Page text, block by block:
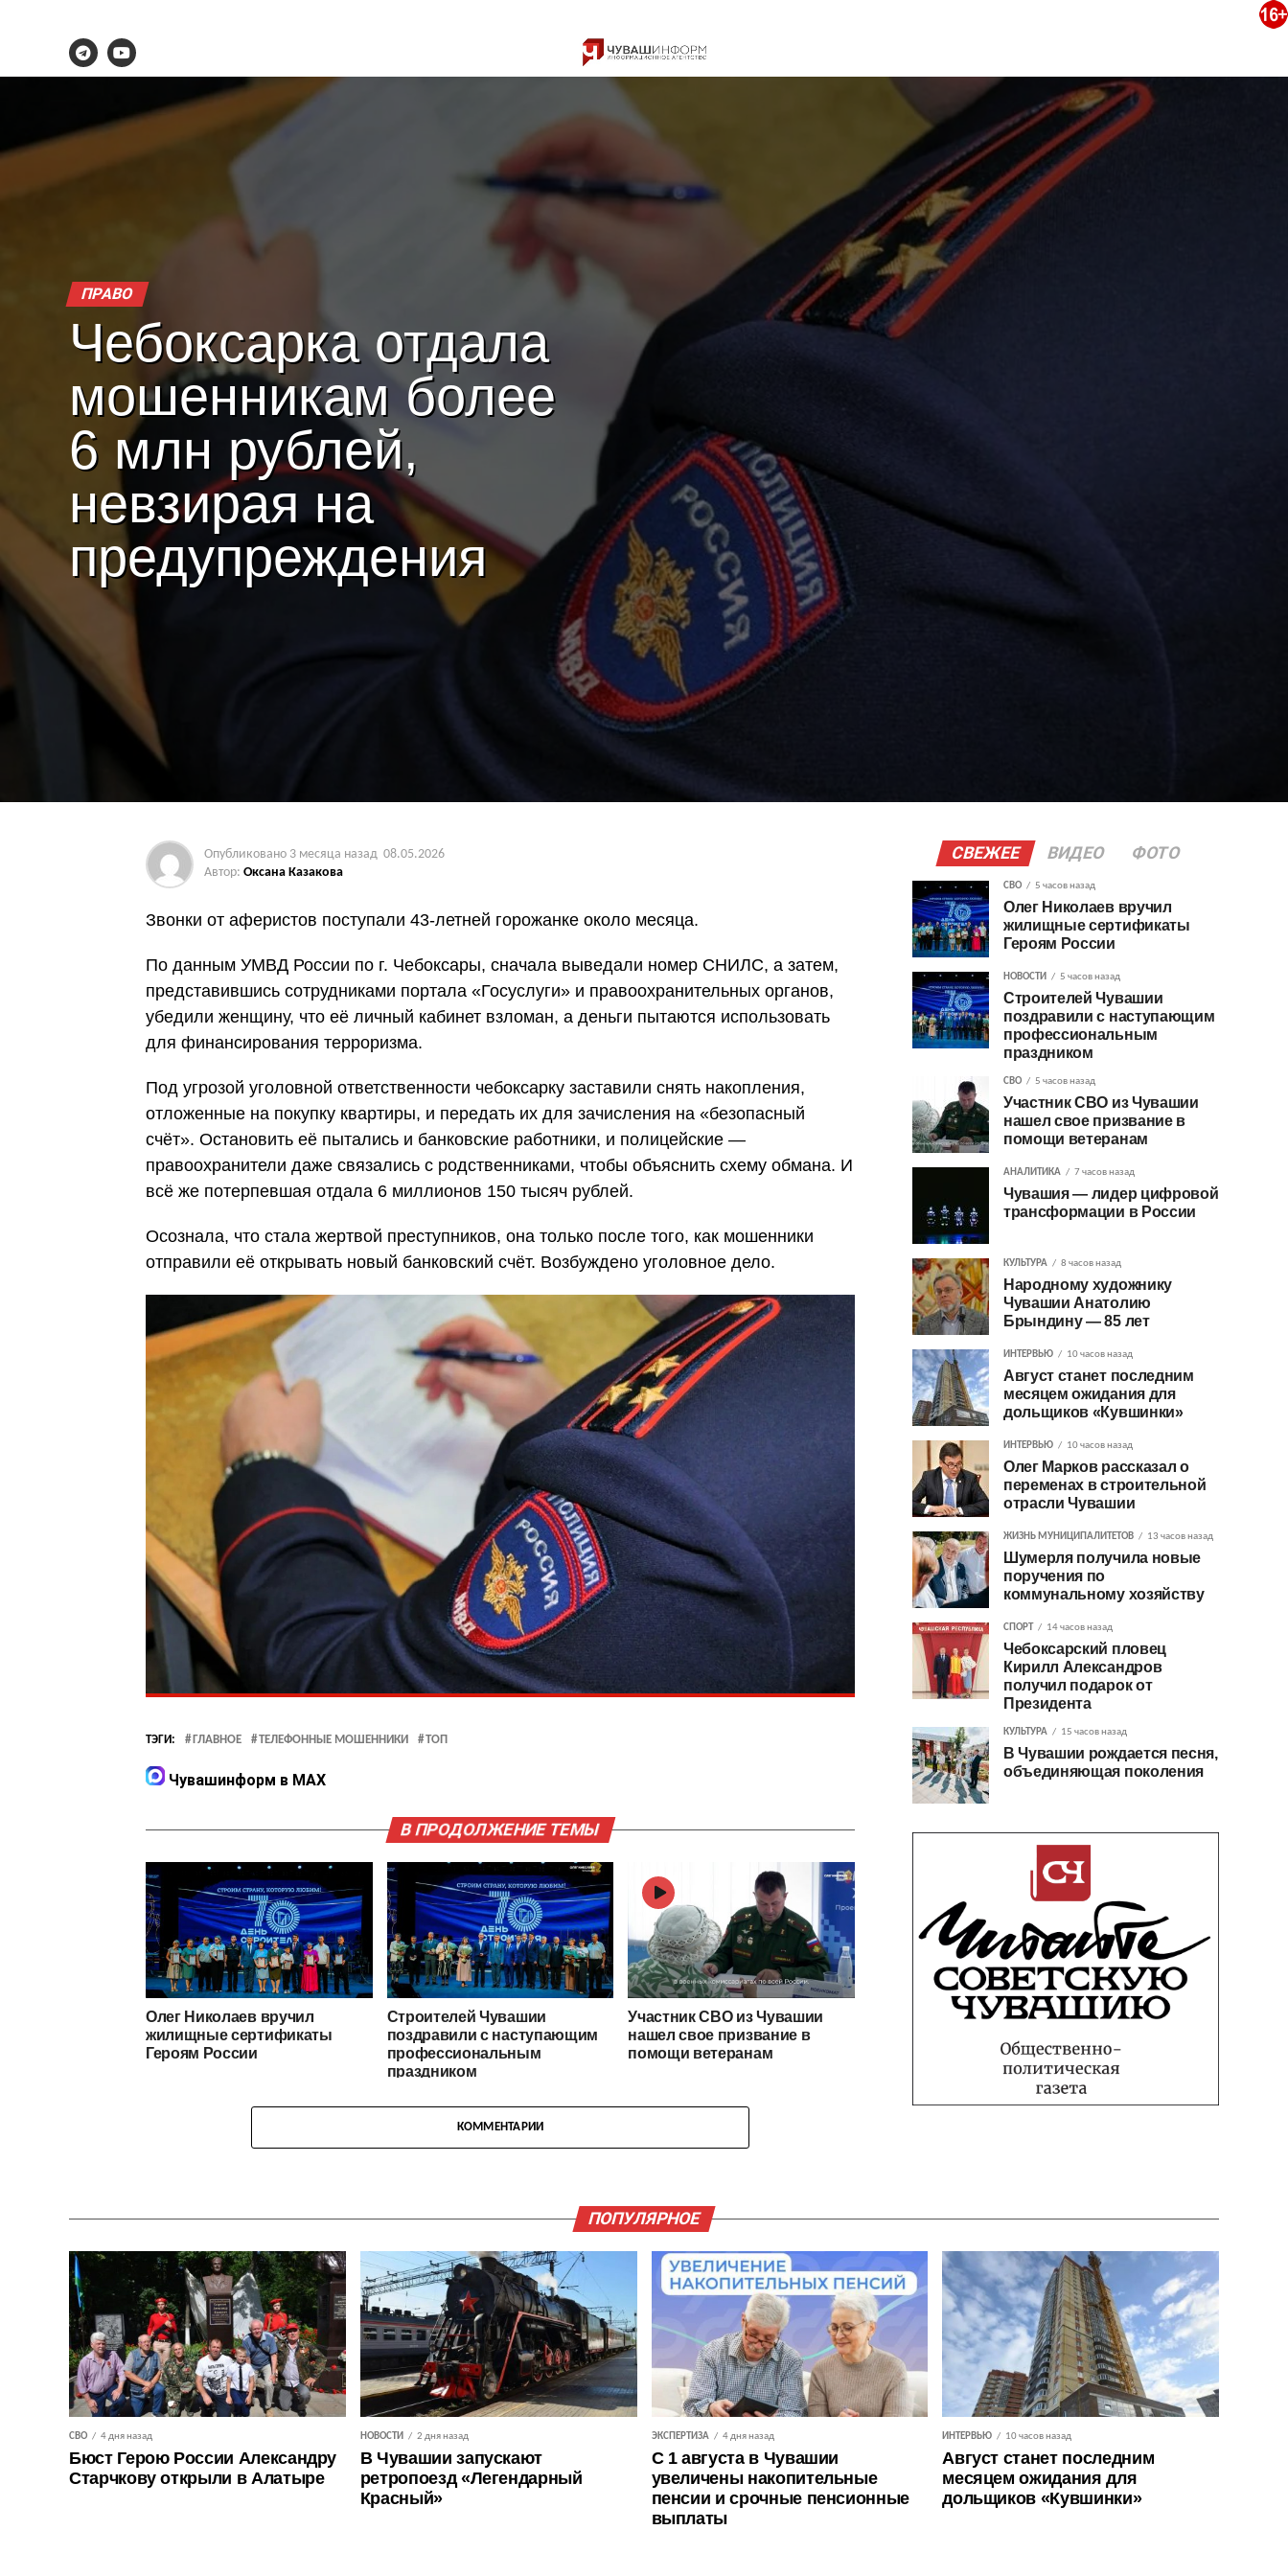
ПРАВО
Чебоксарка отдала
мошенникам более
6 млн рублей,
невзирая на
предупреждения
Опубликовано 3 месяца назад 08.05.2026
Автор: Оксана Казакова
Звонки от аферистов поступали 43-летней горожанке около месяца.
По данным УМВД России по г. Чебоксары, сначала выведали номер СНИЛС, а затем,
представившись сотрудниками портала «Госуслуги» и правоохранительных органов,
убедили женщину, что её личный кабинет взломан, а деньги пытаются использовать
для финансирования терроризма.
Под угрозой уголовной ответственности чебоксарку заставили снять накопления,
отложенные на покупку квартиры, и передать их для зачисления на «безопасный
счёт». Остановить её пытались и банковские работники, и полицейские —
правоохранители даже связались с родственниками, чтобы объяснить схему обмана. И
всё же потерпевшая отдала 6 миллионов 150 тысяч рублей.
Осознала, что стала жертвой преступников, она только после того, как мошенники
отправили её открывать новый банковский счёт. Возбуждено уголовное дело.
ТЭГИ: ГЛАВНОЕ ТЕЛЕФОННЫЕ МОШЕННИКИ ТОП
Чувашинформ в MAX
В ПРОДОЛЖЕНИЕ ТЕМЫ
Олег Николаев вручил
жилищные сертификаты
Героям России
Строителей Чувашии
поздравили с наступающим
профессиональным
праздником
Участник СВО из Чувашии
нашел свое призвание в
помощи ветеранам
КОММЕНТАРИИ
СВЕЖЕЕ ВИДЕО ФОТО
СВО 5 часов назад
Олег Николаев вручил
жилищные сертификаты
Героям России
НОВОСТИ 5 часов назад
Строителей Чувашии
поздравили с наступающим
профессиональным
праздником
СВО 5 часов назад
Участник СВО из Чувашии
нашел свое призвание в
помощи ветеранам
АНАЛИТИКА 7 часов назад
Чувашия — лидер цифровой
трансформации в России
КУЛЬТУРА 8 часов назад
Народному художнику
Чувашии Анатолию
Брындину — 85 лет
ИНТЕРВЬЮ 10 часов назад
Август станет последним
месяцем ожидания для
дольщиков «Кувшинки»
ИНТЕРВЬЮ 10 часов назад
Олег Марков рассказал о
переменах в строительной
отрасли Чувашии
ЖИЗНЬ МУНИЦИПАЛИТЕТОВ 13 часов назад
Шумерля получила новые
поручения по
коммунальному хозяйству
СПОРТ 14 часов назад
Чебоксарский пловец
Кирилл Александров
получил подарок от
Президента
КУЛЬТУРА 15 часов назад
В Чувашии рождается песня,
объединяющая поколения
ПОПУЛЯРНОЕ
СВО 4 дня назад
Бюст Герою России Александру
Старчкову открыли в Алатыре
НОВОСТИ 2 дня назад
В Чувашии запускают
ретропоезд «Легендарный
Красный»
ЭКСПЕРТИЗА 4 дня назад
С 1 августа в Чувашии
увеличены накопительные
пенсии и срочные пенсионные
выплаты
ИНТЕРВЬЮ 10 часов назад
Август станет последним
месяцем ожидания для
дольщиков «Кувшинки»